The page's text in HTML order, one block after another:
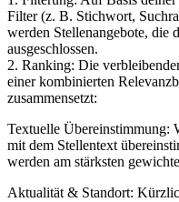
Filter (z. B. Stichwort,
werden Stellenangebote, die
ausgeschlossen.
2. Ranking: Die
einer kombinierten
zusammensetzt:
Textuelle Übereinstimmung:
mit dem Stellentext
werden am stärksten
Aktualität & Standort: